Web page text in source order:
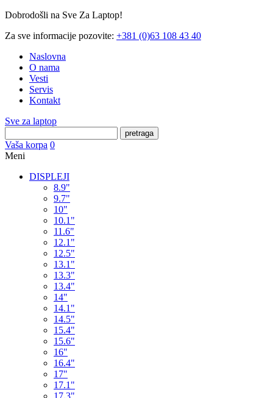
Dobrodošli na Sve Za Laptop!
Za sve informacije pozovite: +381 (0)63 108 43 40
Naslovna
O nama
Vesti
Servis
Kontakt
Sve za laptop
pretraga
Vaša korpa 0
Meni
DISPLEJI
8.9"
9.7"
10"
10.1"
11.6"
12.1"
12.5"
13.1"
13.3"
13.4"
14"
14.1"
14.5"
15.4"
15.6"
16"
16.4"
17"
17.1"
17.3"